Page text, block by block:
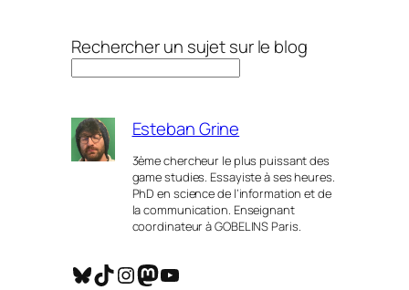
Rechercher un sujet sur le blog
Esteban Grine
3ème chercheur le plus puissant des
game studies. Essayiste à ses heures.
PhD en science de l’information et de
la communication. Enseignant
coordinateur à GOBELINS Paris.
Bluesky TikTok InstagramMastodon YouTube